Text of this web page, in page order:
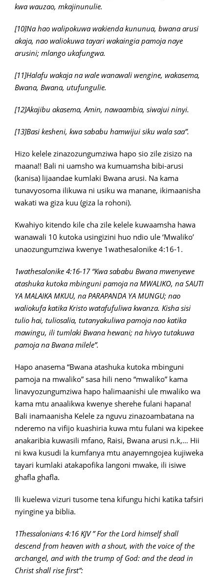
kwa wauzao, mkajinunulie.
[10]Na hao walipokuwa wakienda kununua, bwana arusi
akaja, nao waliokuwa tayari wakaingia pamoja naye
arusini; mlango ukafungwa.
[11]Halafu wakaja na wale wanawali wengine, wakasema,
Bwana, Bwana, utufungulie.
[12]Akajibu akasema, Amin, nawaambia, siwajui ninyi.
[13]Basi kesheni, kwa sababu hamwijui siku wala saa”.
Hizo kelele zinazozungumziwa hapo sio zile zisizo na
maana!! Bali ni uamsho wa kumuamsha bibi-arusi
(kanisa) lijaandae kumlaki Bwana arusi. Na kama
tunavyosoma ilikuwa ni usiku wa manane, ikimaanisha
wakati wa giza kuu (giza la rohoni).
Kwahiyo kitendo kile cha zile kelele kuwaamsha hawa
wanawali 10 kutoka usingizini huo ndio ule ‘Mwaliko’
unaozungumziwa kwenye 1wathesalonike 4:16-1.
1wathesalonike 4:16-17 “Kwa sababu Bwana mwenyewe
atashuka kutoka mbinguni pamoja na MWALIKO, na SAUTI
YA MALAIKA MKUU, na PARAPANDA YA MUNGU; nao
waliokufa katika Kristo watafufuliwa kwanza. Kisha sisi
tulio hai, tuliosalia, tutanyakuliwa pamoja nao katika
mawingu, ili tumlaki Bwana hewani; na hivyo tutakuwa
pamoja na Bwana milele”.
Hapo anasema “Bwana atashuka kutoka mbinguni
pamoja na mwaliko” sasa hili neno “mwaliko” kama
linavyozungumziwa hapo halimaanishi ule mwaliko wa
kama mtu anaalikwa kwenye sherehe fulani hapana!
Bali inamaanisha Kelele za nguvu zinazoambatana na
nderemo na vifijo kuashiria kuwa mtu fulani wa kipekee
anakaribia kuwasili mfano, Raisi, Bwana arusi n.k,… Hii
ni kwa kusudi la kumfanya mtu anayemngojea kujiweka
tayari kumlaki atakapofika langoni mwake, ili isiwe
ghafla ghafla.
Ili kuelewa vizuri tusome tena kifungu hichi katika tafsiri
nyingine ya biblia.
1Thessalonians 4:16 KJV ” For the Lord himself shall
descend from heaven with a shout, with the voice of the
archangel, and with the trump of God: and the dead in
Christ shall rise first”: